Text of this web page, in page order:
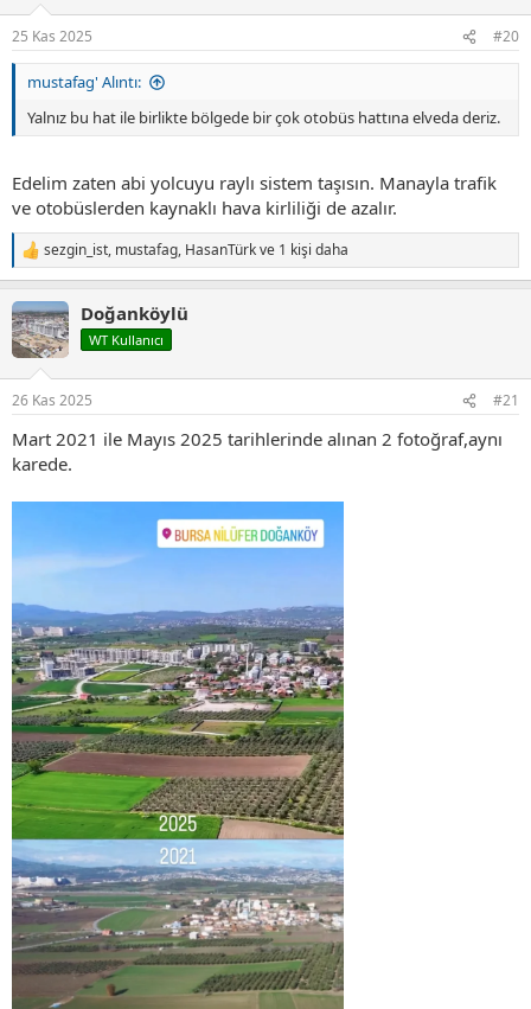
:
25 Kas 2025 #20
mustafag' Alıntı:
Yalnız bu hat ile birlikte bölgede bir çok otobüs hattına elveda deriz.
Edelim zaten abi yolcuyu raylı sistem taşısın. Manayla trafik
ve otobüslerden kaynaklı hava kirliliği de azalır.
T
e
k
i
l
:
sezgin_ist, mustafag, HasanTürkve 1 kişi daha
Doğanköylü
WT Kullanıcı
26 Kas 2025 #21
Mart 2021 ile Mayıs 2025 tarihlerinde alınan 2 fotoğraf,aynı
karede.